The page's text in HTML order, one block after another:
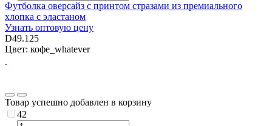
Футболка оверсайз с принтом стразами из премиального
хлопка с эластаном
Узнать оптовую цену
D49.125
Цвет: кофе_whatever
Товар успешно добавлен в корзину
42